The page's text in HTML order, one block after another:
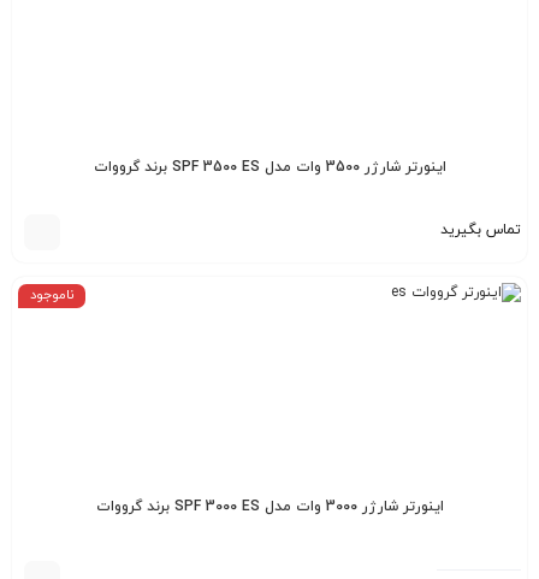
اینورتر شارژر 3500 وات مدل SPF 3500 ES برند گرووات
تماس بگیرید
ناموجود
اینورتر شارژر 3000 وات مدل SPF 3000 ES برند گرووات